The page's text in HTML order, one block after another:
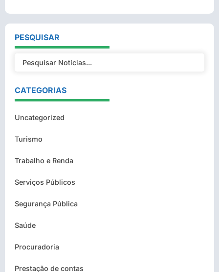
PESQUISAR
CATEGORIAS
Uncategorized
Turismo
Trabalho e Renda
Serviços Públicos
Segurança Pública
Saúde
Procuradoria
Prestação de contas